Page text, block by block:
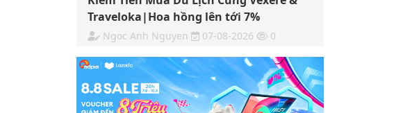
Traveloka|Hoa hồng lên tới 7%
Ngoc Anh Nguyen 07-08-2026 0